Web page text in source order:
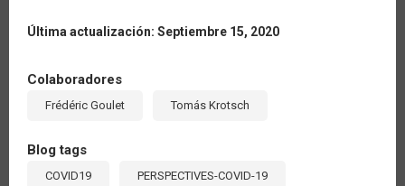
Última actualización: Septiembre 15, 2020
Colaboradores
Frédéric Goulet Tomás Krotsch
Blog tags
COVID19 PERSPECTIVES-COVID-19